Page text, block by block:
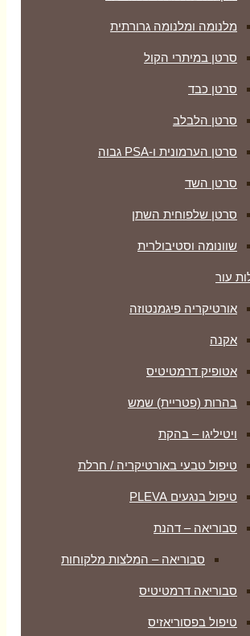
מלנומה ומלנומה גרורתית
סרטן במיתרי הקול
סרטן כבד
סרטן הלבלב
סרטן הערמונית ו-PSA גבוה
סרטן השד
סרטן שלפוחית השתן
שוונומה וסטיבולרית
עור
אורטיקריה פיגמנטוזה
אקנה
אטופיק דרמטיטיס
בהרות (פטריית) שמש
ויטיליגו – בהקת
טיפול טבעי באורטיקריה / חרלת
טיפול בנגעים PLEVA
סבוריאה – דהנת
סבוריאה – המלצות מלקוחות
סבוריאה דרמטיטיס
טיפול בפסוריאזיס